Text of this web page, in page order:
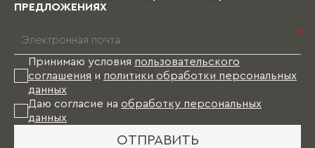
ПРЕДЛОЖЕНИЯХ
*
Принимаю условия пользовательского
соглашения и политики обработки персональных
данных
Даю согласие на обработку персональных
данных
ОТПРАВИТЬ